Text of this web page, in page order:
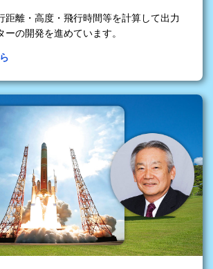
距離・高度・飛行時間等を計算して出力
ーの開発を進めています。